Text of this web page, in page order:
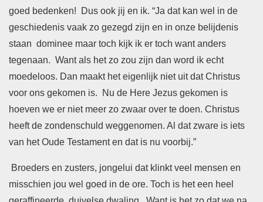
goed bedenken! Dus ook jij en ik. “Ja dat kan wel in de
geschiedenis vaak zo gezegd zijn en in onze belijdenis
staan dominee maar toch kijk ik er toch want anders
tegenaan. Want als het zo zou zijn dan word ik echt
moedeloos. Dan maakt het eigenlijk niet uit dat Christus
voor ons gekomen is. Nu de Here Jezus gekomen is
hoeven we er niet meer zo zwaar over te doen. Christus
heeft de zondenschuld weggenomen. Al dat zware is iets
van het Oude Testament en dat is nu voorbij.”
Broeders en zusters, jongelui dat klinkt veel mensen en
misschien jou wel goed in de ore. Toch is het een heel